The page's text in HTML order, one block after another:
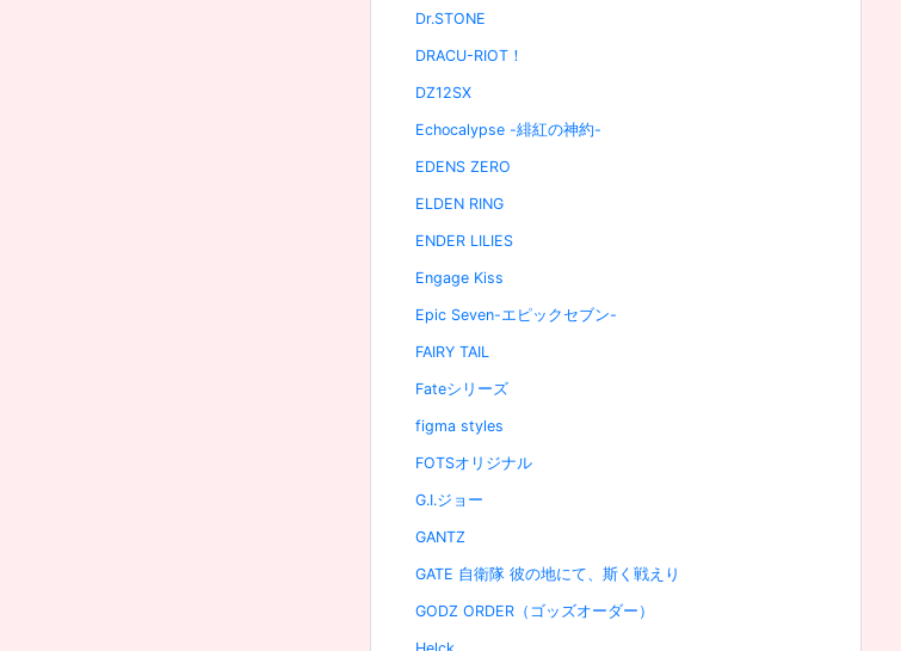
Dr.STONE
DRACU-RIOT！
DZ12SX
Echocalypse -緋紅の神約-
EDENS ZERO
ELDEN RING
ENDER LILIES
Engage Kiss
Epic Seven-エピックセブン-
FAIRY TAIL
Fateシリーズ
figma styles
FOTSオリジナル
G.I.ジョー
GANTZ
GATE 自衛隊 彼の地にて、斯く戦えり
GODZ ORDER（ゴッズオーダー）